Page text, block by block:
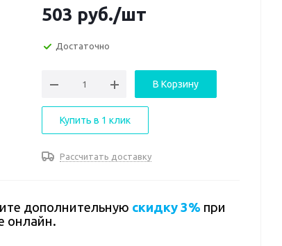
503 руб./шт
Достаточно
В Корзину
Купить в 1 клик
Рассчитать доставку
дополнительную скидку 3% при
онлайн.